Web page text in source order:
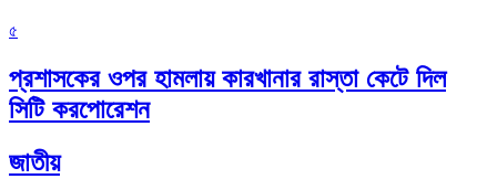
৫
প্রশাসকের ওপর হামলায় কারখানার রাস্তা কেটে দিল
সিটি করপোরেশন
জাতীয়